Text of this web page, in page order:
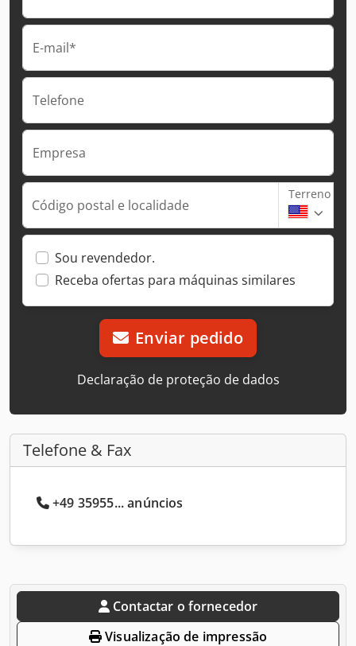
E-mail*
Telefone
Empresa
Código postal e localidade
Terreno
Sou revendedor.
Receba ofertas para máquinas similares
Enviar pedido
Declaração de proteção de dados
Telefone & Fax
+49 35955... anúncios
Contactar o fornecedor
Visualização de impressão